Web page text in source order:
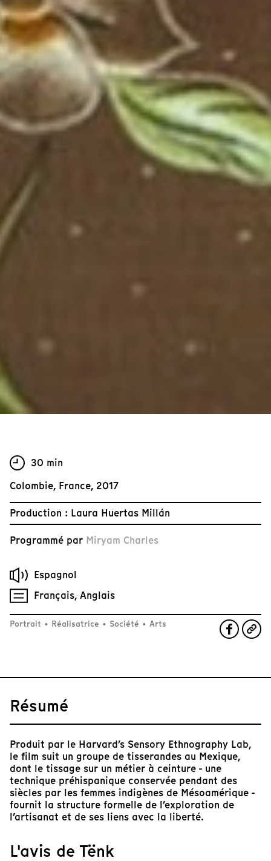
30 min
Colombie, France, 2017
Production : Laura Huertas Millán
Programmé par Miryam Charles
Espagnol
Français, Anglais
Portrait • Réalisatrice • Société • Arts
Résumé
Produit par le Harvard’s Sensory Ethnography Lab,
le film suit un groupe de tisserandes au Mexique,
dont le tissage sur un métier à ceinture - une
technique préhispanique conservée pendant des
siècles par les femmes indigènes de Mésoamérique -
fournit la structure formelle de l’exploration de
l’artisanat et de ses liens avec la liberté.
L'avis de Tënk